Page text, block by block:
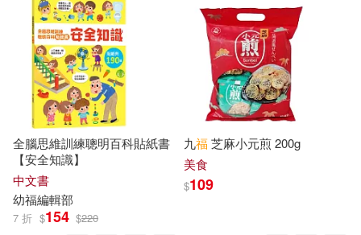
張承明(33) 鍵空富燒(33)
陳依僑(33)
（法）羅曼·羅蘭(33)
知信陽光(32) 蘇文源(32)
大仲馬(31)
warner music(131)
臉譜(131)
中央編譯出版社(130)
博樂伯樂(130)
台灣東販(130)
全腦思維訓練聰明百科貼紙書
【安全知識】
中文書
幼福編輯部
7 折 $154 $220
九福 芝麻小元煎 200g
美食
$109